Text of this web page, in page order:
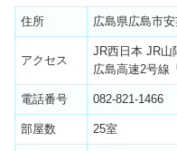
住所 広島県広島市
アクセス
JR西日本 JR山
広島高速2号線
電話番号 082-821-1466
部屋数 25室